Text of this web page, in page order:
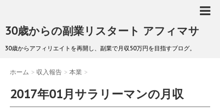
30歳からの副業リスタート アフィマサ
30歳からアフィリエイトを再開し、副業で月収50万円を目指すブログ。
ホーム > 収入報告 > 本業 >
2017年01月サラリーマンの月収